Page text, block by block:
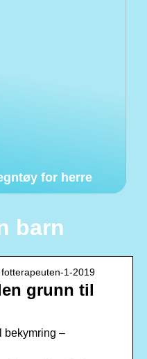
for herre
barn
1-2019
grunn til
bekymring –